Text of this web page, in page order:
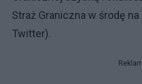
Straż Graniczna w środę
Twitter).